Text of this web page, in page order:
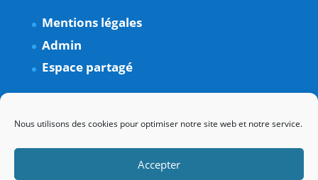
Nous utilisons des cookies pour optimiser notre site web et notre service.
Accepter
Mentions légales
Admin
Espace partagé